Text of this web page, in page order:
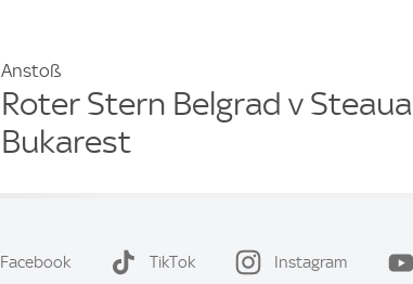
Anstoß
Roter Stern Belgrad v Steaua
Bukarest
Facebook TikTok Instagram